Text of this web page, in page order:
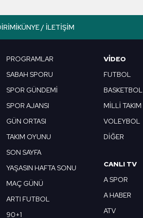
Aydınlatma Metnimizi okumak
için lütfentıklayınız.
KÜNYE / İLETIŞIM
PROGRAMLAR
SABAH SPORU
SPOR GÜNDEMİ
SPOR AJANSI
GÜN ORTASI
TAKIM OYUNU
SON SAYFA
YAŞASIN HAFTA SONU
MAÇ GÜNÜ
ARTI FUTBOL
90+1
VIDEO
FUTBOL
BASKETBOL
MİLLİ TAKIM
VOLEYBOL
DİĞER
CANLI TV
A SPOR
A HABER
ATV